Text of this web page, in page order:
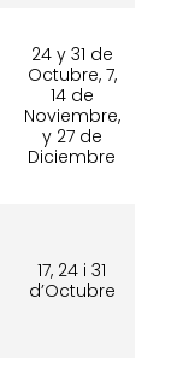
24 y 31 de
Octubre, 7,
14 de
Noviembre,
y 27 de
Diciembre
17, 24 i 31
d’Octubre